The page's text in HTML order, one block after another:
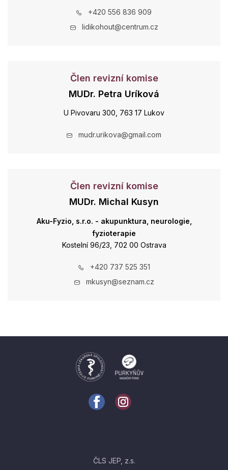
+420 556 836 909
lidikohout@centrum.cz
Člen revizní komise
MUDr. Petra Uríková
U Pivovaru 300, 763 17 Lukov
mudr.urikova@gmail.com
Člen revizní komise
MUDr. Michal Kusyn
Aku-Fyzio, s.r.o. - akupunktura, neurologie,
fyzioterapie
Kostelní 96/23, 702 00 Ostrava
+420 737 525 351
mkusyn@seznam.cz
ČLS JEP, z.s.